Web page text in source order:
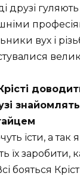
друзі гуляють
вух і
їсти, а так
їх заробити,
бояться